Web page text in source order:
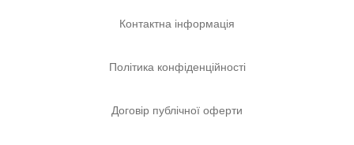
Контактна інформація
Політика конфіденційності
Договір публічної оферти